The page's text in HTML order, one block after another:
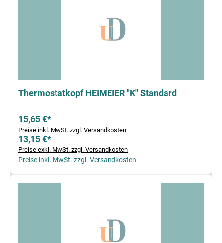
Thermostatkopf HEIMEIER "K" Standard
15,65 €*
Preise inkl. MwSt. zzgl. Versandkosten
13,15 €*
Preise exkl. MwSt. zzgl. Versandkosten
Preise inkl. MwSt. zzgl. Versandkosten